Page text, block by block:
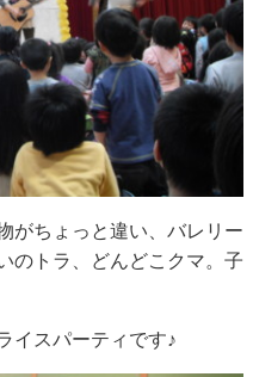
がちょっと違い、バレリー
のトラ、どんどこクマ。子
イスパーティです♪